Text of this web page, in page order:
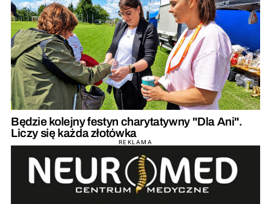
Będzie kolejny festyn charytatywny "Dla Ani".
Liczy się każda złotówka
REKLAMA